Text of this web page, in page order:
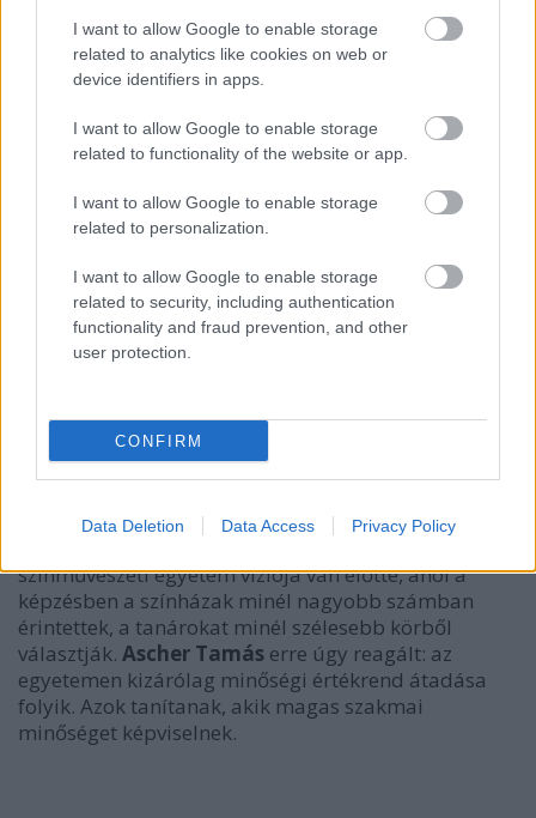
I want to allow Google to enable storage
related to analytics like cookies on web or
device identifiers in apps.
I want to allow Google to enable storage
related to functionality of the website or app.
I want to allow Google to enable storage
related to personalization.
I want to allow Google to enable storage
related to security, including authentication
functionality and fraud prevention, and other
user protection.
CONFIRM
Data Deletion Data Access Privacy Policy
színművészeti egyetem víziója van előtte, ahol a
képzésben a színházak minél nagyobb számban
érintettek, a tanárokat minél szélesebb körből
választják. Ascher Tamás erre úgy reagált: az
egyetemen kizárólag minőségi értékrend átadása
folyik. Azok tanítanak, akik magas szakmai
minőséget képviselnek.